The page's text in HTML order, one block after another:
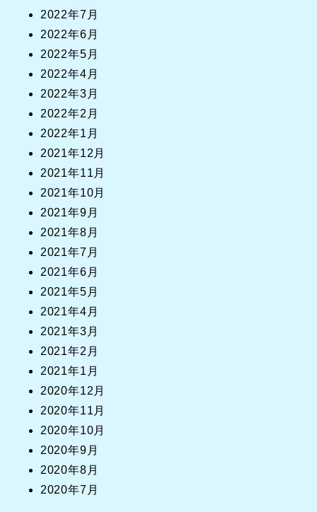
2022年7月
2022年6月
2022年5月
2022年4月
2022年3月
2022年2月
2022年1月
2021年12月
2021年11月
2021年10月
2021年9月
2021年8月
2021年7月
2021年6月
2021年5月
2021年4月
2021年3月
2021年2月
2021年1月
2020年12月
2020年11月
2020年10月
2020年9月
2020年8月
2020年7月